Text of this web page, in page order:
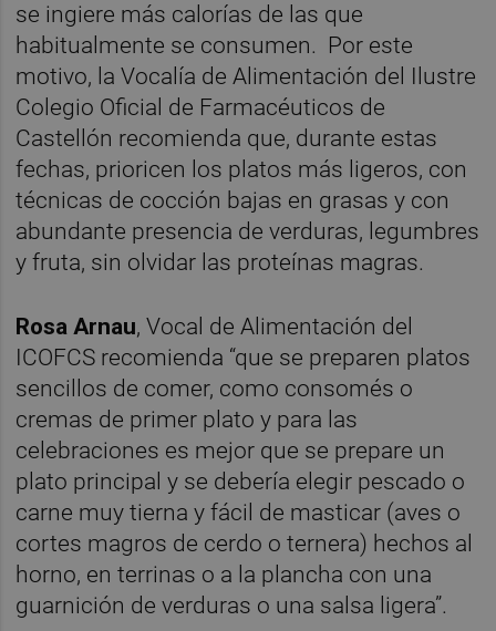
se ingiere más calorías de las que
habitualmente se consumen.
Por este
motivo, la Vocalía de Alimentación del Ilustre
Colegio Oficial de Farmacéuticos de
Castellón recomienda que, durante estas
fechas, prioricen los platos más ligeros, con
técnicas de cocción bajas en grasas y con
abundante presencia de verduras, legumbres
y fruta, sin olvidar las proteínas magras.
Rosa Arnau, Vocal de Alimentación del
ICOFCS recomienda “que se preparen platos
sencillos de comer, como consomés o
cremas de primer plato y para las
celebraciones es mejor que se prepare un
plato principal y se debería elegir pescado o
carne muy tierna y fácil de masticar (aves o
cortes magros de cerdo o ternera) hechos al
horno, en terrinas o a la plancha con una
guarnición de verduras o una salsa ligera”.